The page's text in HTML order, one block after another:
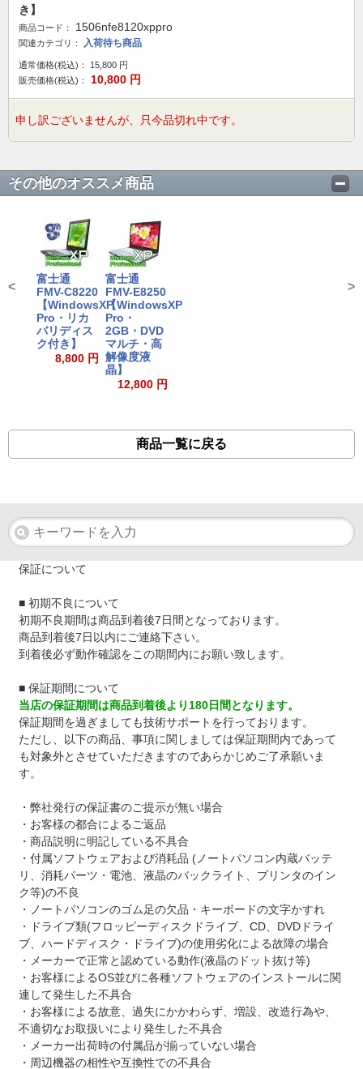
き】
商品コード： 1506nfe8120xppro
関連カテゴリ： 入荷待ち商品
通常価格(税込)： 15,800 円
販売価格(税込)：
10,800 円
申し訳ございませんが、只今品切れ中です。
その他のオススメ商品
富士通
FMV-C8220
【WindowsXP
Pro・リカ
バリディス
ク付き】
8,800 円
富士通
FMV-E8250
【WindowsXP
Pro・
2GB・DVD
マルチ・高
解像度液
晶】
12,800 円
< >
商品一覧に戻る
保証について
■ 初期不良について
初期不良期間は商品到着後7日間となっております。
商品到着後7日以内にご連絡下さい。
到着後必ず動作確認をこの期間内にお願い致します。
■ 保証期間について
当店の保証期間は商品到着後より180日間となります。
保証期間を過ぎましても技術サポートを行っております。
ただし、以下の商品、事項に関しましては保証期間内であって
も対象外とさせていただきますのであらかじめご了承願いま
す。
・弊社発行の保証書のご提示が無い場合
・お客様の都合によるご返品
・商品説明に明記している不具合
・付属ソフトウェアおよび消耗品 (ノートパソコン内蔵バッテ
リ、消耗パーツ・電池、液晶のバックライト、プリンタのイン
ク等)の不良
・ノートパソコンのゴム足の欠品・キーボードの文字かすれ
・ドライブ類(フロッピーディスクドライブ、CD、DVDドライ
ブ、ハードディスク・ドライブ)の使用劣化による故障の場合
・メーカーで正常と認めている動作(液晶のドット抜け等)
・お客様によるOS並びに各種ソフトウェアのインストールに関
連して発生した不具合
・お客様による故意、過失にかかわらず、増設、改造行為や、
不適切なお取扱いにより発生した不具合
・メーカー出荷時の付属品が揃っていない場合
・周辺機器の相性や互換性での不具合